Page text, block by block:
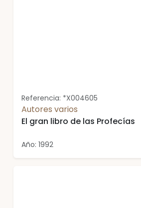
Referencia: *X004605
Autores varios
El gran libro de las Profecías
Año: 1992